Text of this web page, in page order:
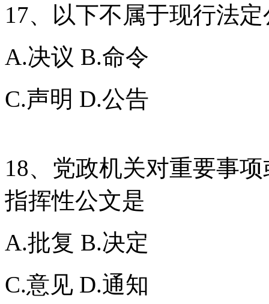
17、以下不属于现行法
A.决议 B.命令
C.声明 D.公告
18、党政机关对重要事
指挥性公文是
A.批复 B.决定
C.意见 D.通知